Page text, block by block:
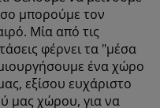
μπορούμε τον
Μία από τις
φέρνει τα "μέσα
ένα χώρο
εξίσου ευχάριστο
μας χώρου, για να